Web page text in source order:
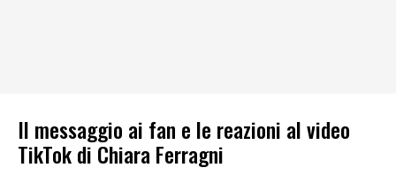
Il messaggio ai fan e le reazioni al video
TikTok di Chiara Ferragni